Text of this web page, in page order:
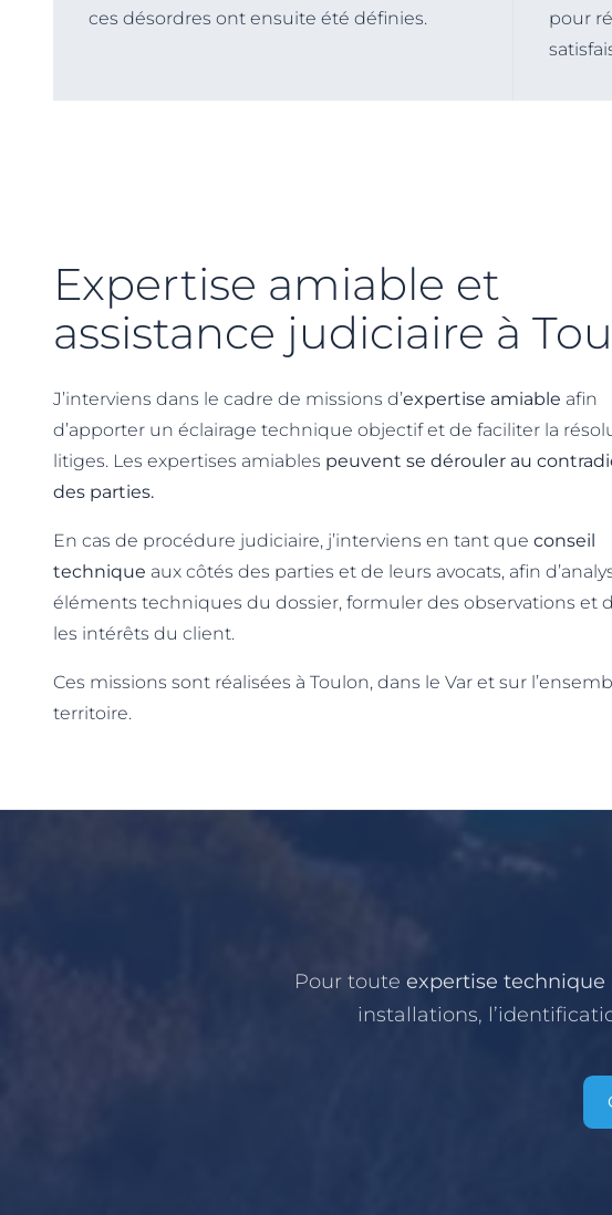
ces désordres ont ensuite été définies.
pour
Expertise amiable et
assistance judiciaire à
J’interviens dans le cadre de missions d’expertise amiable afin
d’apporter un éclairage technique objectif et de faciliter la
litiges. Les expertises amiables peuvent se dérouler au
des parties.
En cas de procédure judiciaire, j’interviens en tant que conseil
technique aux côtés des parties et de leurs avocats, afin
éléments techniques du dossier, formuler des observations et
les intérêts du client.
Ces missions sont réalisées à Toulon, dans le Var et sur
territoire.
Pour toute expertise technique
installations,